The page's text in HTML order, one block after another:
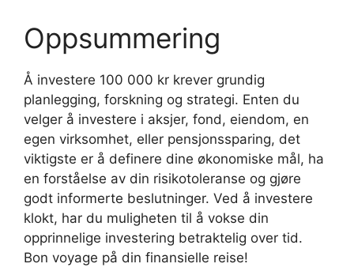
Oppsummering
Å investere 100 000 kr krever grundig
planlegging, forskning og strategi. Enten du
velger å investere i aksjer, fond, eiendom, en
egen virksomhet, eller pensjonssparing, det
viktigste er å definere dine økonomiske mål, ha
en forståelse av din risikotoleranse og gjøre
godt informerte beslutninger. Ved å investere
klokt, har du muligheten til å vokse din
opprinnelige investering betraktelig over tid.
Bon voyage på din finansielle reise!